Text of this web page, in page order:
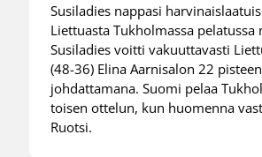
Susiladies nappasi
Liettuasta Tukholmassa pelatussa
Susiladies voitti vakuuttavasti
(48-36) Elina Aarnisalon 22 pisteen
johdattamana. Suomi pelaa
toisen ottelun, kun huomenna
Ruotsi.